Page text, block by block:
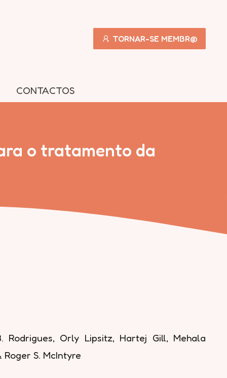
TORNAR-SE MEMBR@
CONTACTOS
o tratamento da
Rodrigues, Orly Lipsitz, Hartej Gill, Mehala
S. McIntyre